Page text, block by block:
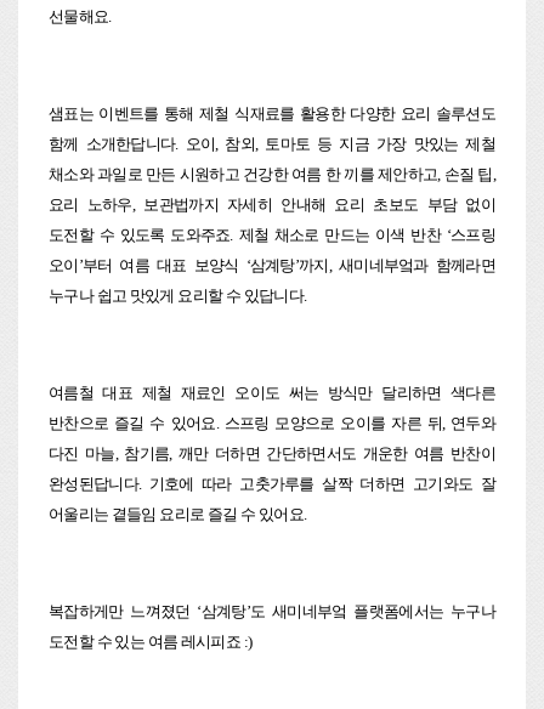
선물해요.
샘표는 이벤트를 통해 제철 식재료를 활용한 다양한 요리 솔루션도
함께 소개한답니다. 오이, 참외, 토마토 등 지금 가장 맛있는 제철
채소와 과일로 만든 시원하고 건강한 여름 한 끼를 제안하고, 손질 팁,
요리 노하우, 보관법까지 자세히 안내해 요리 초보도 부담 없이
도전할 수 있도록 도와주죠. 제철 채소로 만드는 이색 반찬 ‘스프링
오이’부터 여름 대표 보양식 ‘삼계탕’까지, 새미네부엌과 함께라면
누구나 쉽고 맛있게 요리할 수 있답니다.
여름철 대표 제철 재료인 오이도 써는 방식만 달리하면 색다른
반찬으로 즐길 수 있어요. 스프링 모양으로 오이를 자른 뒤, 연두와
다진 마늘, 참기름, 깨만 더하면 간단하면서도 개운한 여름 반찬이
완성된답니다. 기호에 따라 고춧가루를 살짝 더하면 고기와도 잘
어울리는 곁들임 요리로 즐길 수 있어요.
복잡하게만 느껴졌던 ‘삼계탕’도 새미네부엌 플랫폼에서는 누구나
도전할 수 있는 여름 레시피죠 :)